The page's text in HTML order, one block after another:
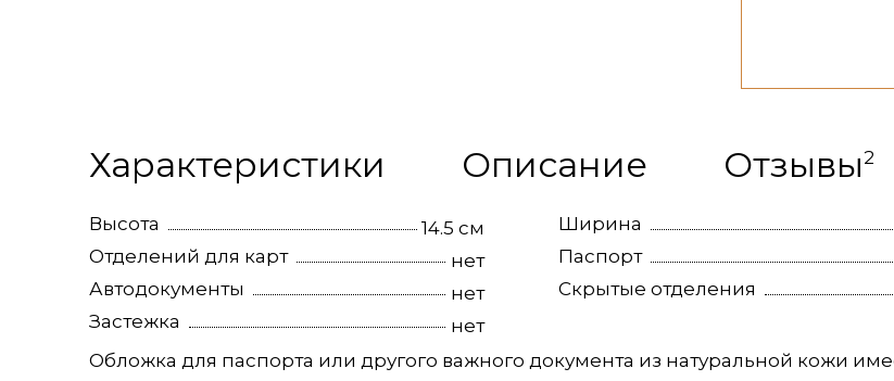
из
коричневого
цвета
Характеристики Описание Отзывы2
Высота 14.5 см Ширина
Отделений для карт
нет Паспорт
Автодокументы
нет Скрытые отделения
Застежка
нет
Обложка для паспорта или другого важного документа из натуральной кожи